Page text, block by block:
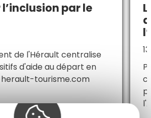
par le
de l'Hérault centralise
d'aide au départ en
tourisme.com